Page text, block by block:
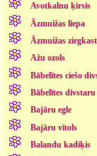
Avotkalnu ķirsis
Āzmuižas liepa
Āzmuižas
Ažu ozols
Bābelītes ciešo
Bābelītes
Bajāru egle
Bajāru vītols
Balandu kadiķis